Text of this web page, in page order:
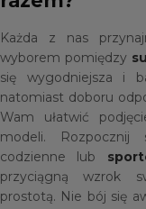
Każda z nas
wyborem pomiędzy
się wygodniejsza i
natomiast doboru
Wam ułatwić
modeli. Rozpocznij
codzienne lub
przyciągną wzrok
prostotą. Nie bój się